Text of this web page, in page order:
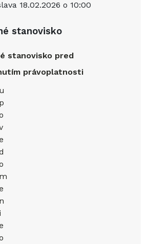
18.02.2026 o 10:00
stanovisko
stanovisko pred
právoplatnosti
u
p
m
n
i